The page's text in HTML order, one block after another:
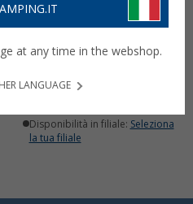
Rullo per forno di
riscaldamento Katalyt
3,99 €
Disponibilità in filiale: Seleziona
la tua filiale
at any time in the webshop.
LANGUAGE